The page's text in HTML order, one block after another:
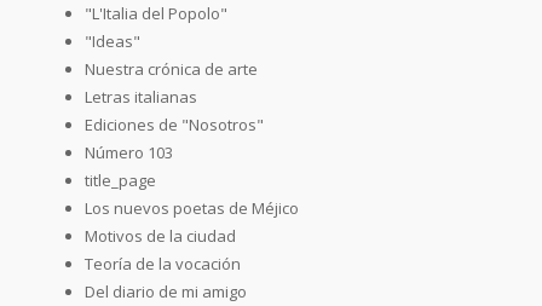
"L'Italia del Popolo"
"Ideas"
Nuestra crónica de arte
Letras italianas
Ediciones de "Nosotros"
Número 103
title_page
Los nuevos poetas de Méjico
Motivos de la ciudad
Teoría de la vocación
Del diario de mi amigo